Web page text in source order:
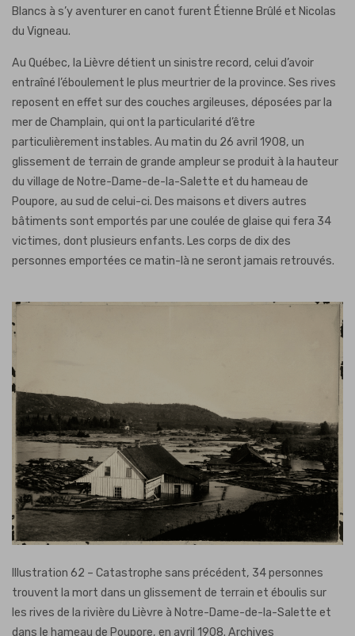
Blancs à s’y aventurer en canot furent Étienne Brûlé et Nicolas
du Vigneau.
Au Québec, la Lièvre détient un sinistre record, celui d’avoir
entraîné l’éboulement le plus meurtrier de la province. Ses rives
reposent en effet sur des couches argileuses, déposées par la
mer de Champlain, qui ont la particularité d’être
particulièrement instables. Au matin du 26 avril 1908, un
glissement de terrain de grande ampleur se produit à la hauteur
du village de Notre-Dame-de-la-Salette et du hameau de
Poupore, au sud de celui-ci. Des maisons et divers autres
bâtiments sont emportés par une coulée de glaise qui fera 34
victimes, dont plusieurs enfants. Les corps de dix des
personnes emportées ce matin-là ne seront jamais retrouvés.
Illustration 62 – Catastrophe sans précédent, 34 personnes
trouvent la mort dans un glissement de terrain et éboulis sur
les rives de la rivière du Lièvre à Notre-Dame-de-la-Salette et
dans le hameau de Poupore, en avril 1908. Archives